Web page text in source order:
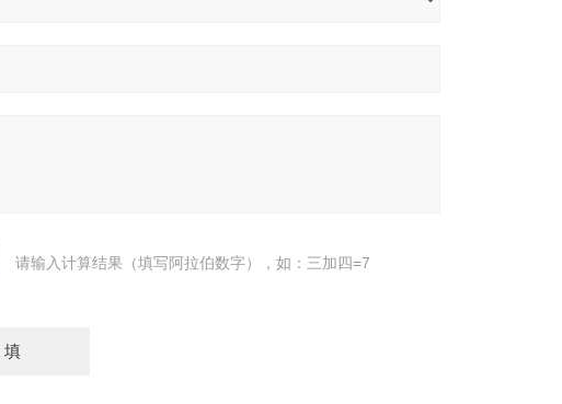
请输入计算结果（填写阿拉伯数字），如：三加四=7